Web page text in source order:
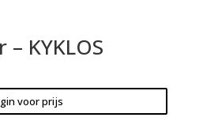
KYKLOS
voor prijs